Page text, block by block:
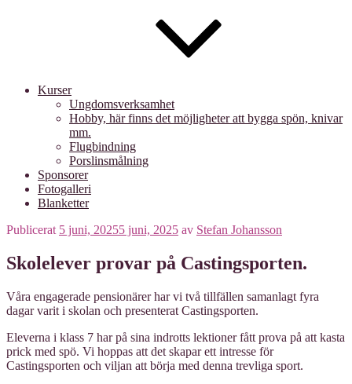
Kurser
Ungdomsverksamhet
Hobby, här finns det möjligheter att bygga spön, knivar
mm.
Flugbindning
Porslinsmålning
Sponsorer
Fotogalleri
Blanketter
Publicerat 5 juni, 20255 juni, 2025 av Stefan Johansson
Skolelever provar på Castingsporten.
Våra engagerade pensionärer har vi två tillfällen samanlagt fyra
dagar varit i skolan och presenterat Castingsporten.
Eleverna i klass 7 har på sina indrotts lektioner fått prova på att kasta
prick med spö. Vi hoppas att det skapar ett intresse för
Castingsporten och viljan att börja med denna trevliga sport.